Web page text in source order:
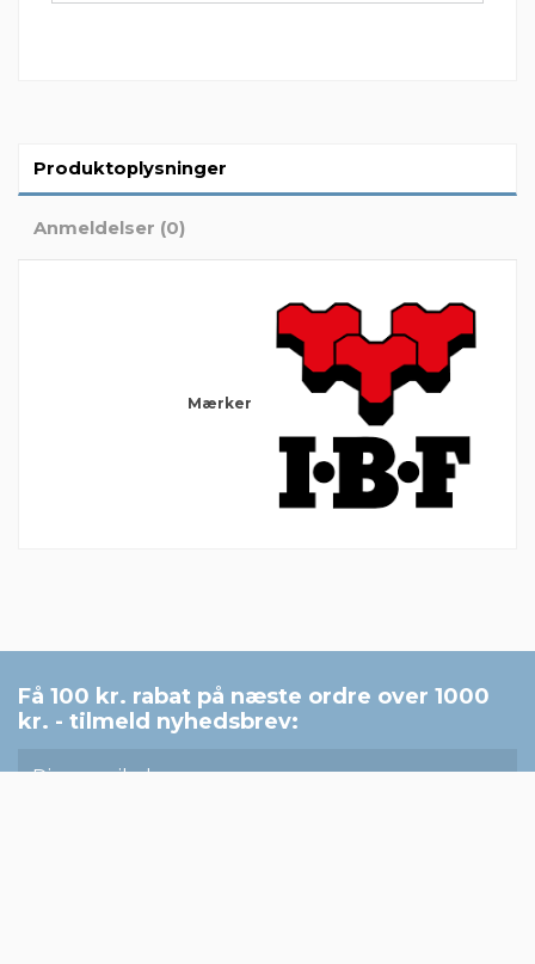
Produktoplysninger
Anmeldelser (0)
Mærker
Få 100 kr. rabat på næste ordre over 1000
kr. - tilmeld nyhedsbrev: